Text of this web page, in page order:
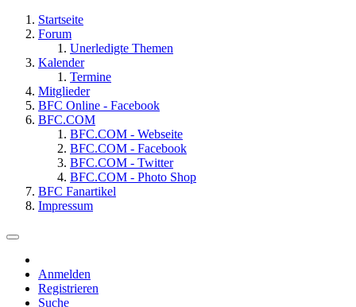
Startseite
Forum
Unerledigte Themen
Kalender
Termine
Mitglieder
BFC Online - Facebook
BFC.COM
BFC.COM - Webseite
BFC.COM - Facebook
BFC.COM - Twitter
BFC.COM - Photo Shop
BFC Fanartikel
Impressum
Anmelden
Registrieren
Suche